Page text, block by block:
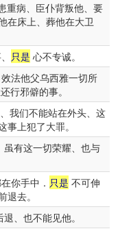
重病、臣仆背叛他、要
在床上、葬他在大卫
只是 心不专诚。
法他父乌西雅一切所
行邪僻的事。
我们不能站在外头、这
上犯了大罪。
有这一切荣耀、也与
你手中． 只是 不可伸
去。
、也不能见他。